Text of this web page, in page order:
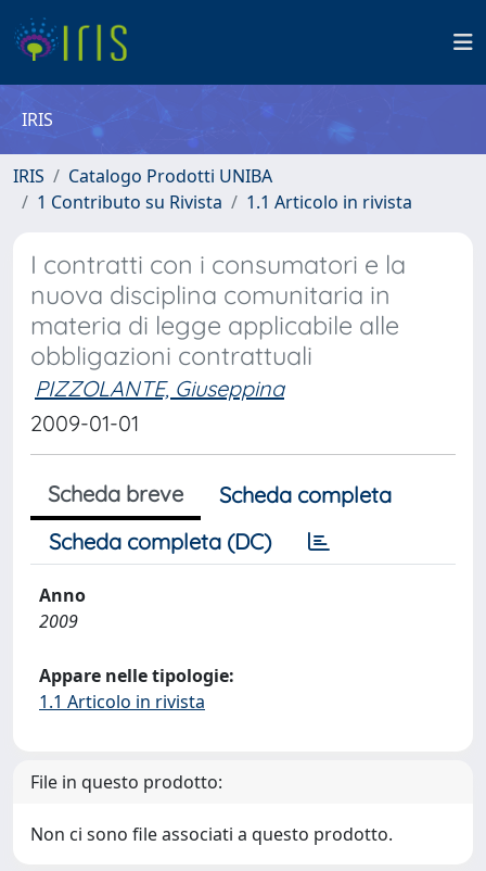
IRIS
IRIS
Catalogo Prodotti UNIBA
1 Contributo su Rivista
1.1 Articolo in rivista
I contratti con i consumatori e la
nuova disciplina comunitaria in
materia di legge applicabile alle
obbligazioni contrattuali
PIZZOLANTE, Giuseppina
2009-01-01
Scheda breve
Scheda completa
Scheda completa (DC)
Anno
2009
Appare nelle tipologie:
1.1 Articolo in rivista
File in questo prodotto:
Non ci sono file associati a questo prodotto.